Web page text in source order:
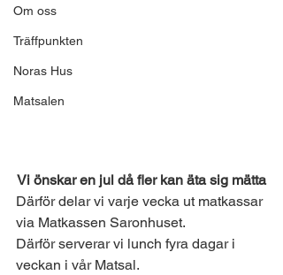
Om oss
Träffpunkten
Noras Hus
Matsalen
Vi önskar en jul då fler kan äta sig mätta
Därför delar vi varje vecka ut matkassar
via Matkassen Saronhuset.
Därför serverar vi lunch fyra dagar i
veckan i vår Matsal.